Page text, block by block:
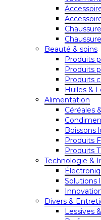
Beauté & soins
Produits
Produits
Produits
Huiles &
Alimentation
Céréales
Boissons
Produits
Produits
Technologie &
Solutions
Divers &
Lessives